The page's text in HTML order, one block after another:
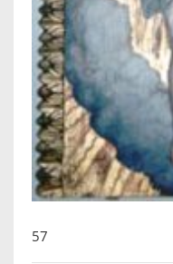
LINKS
EXPOSITIES
SCHILDERCURSUSSEN
MATERIALEN
DOEN OF LATEN
57